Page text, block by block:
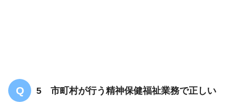
5 市町村が行う精神保健福祉業務で正しい